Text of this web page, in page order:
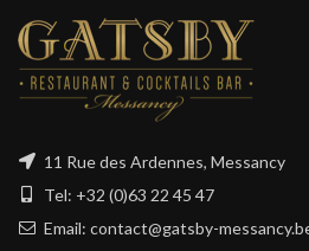
11 Rue des Ardennes, Messancy
Tel: +32 (0)63 22 45 47
Email: contact@gatsby-